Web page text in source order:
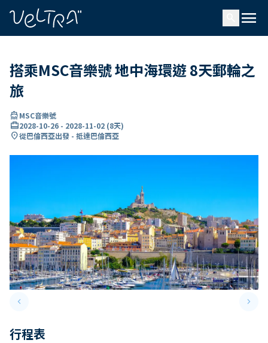
menu
搭乘MSC音樂號 地中海環遊 8天郵輪之
旅
directions_boatMSC音樂號
card_travel2028-10-26 - 2028-11-02 (8天)
location_on從巴倫西亞出發 - 抵達巴倫西亞
keyboard_arrow_leftPrevious slide keyboard_arrow_right
行程表